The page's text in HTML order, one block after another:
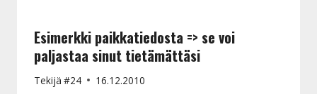
Esimerkki paikkatiedosta => se voi
paljastaa sinut tietämättäsi
Tekijä #24 16.12.2010